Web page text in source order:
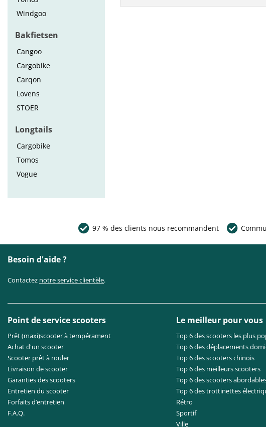
Windgoo
Bakfietsen
Cangoo
Cargobike
Carqon
Lovens
STOER
Longtails
Cargobike
Tomos
Vogue
97 % des clients nous recommandent
Besoin d'aide ?
Contactez notre service clientèle.
Point de service scooters
Prêt (maxi)scooter à tempérament
Achat d'un scooter
Scooter prêt à rouler
Livraison de scooter
Garanties des scooters
Entretien du scooter
Forfaits d’entretien
F.A.Q.
Le meilleur pour vous
Top 6 des scooters les plus
Top 6 des déplacements
Top 6 des scooters chinois
Top 6 des meilleurs scooters
Top 6 des scooters
Top 6 des trottinettes
Rétro
Sportif
Ville